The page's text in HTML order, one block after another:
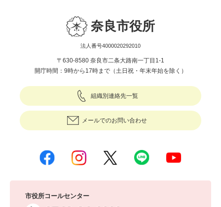
奈良市役所
法人番号4000020292010
〒630-8580 奈良市二条大路南一丁目1-1
開庁時間：9時から17時まで（土日祝・年末年始を除く）
組織別連絡先一覧
メールでのお問い合わせ
市役所コールセンター